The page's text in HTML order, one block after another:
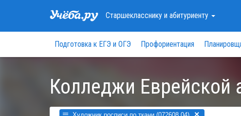
Старшеклассникуи абитуриенту
Подготовка к ЕГЭ и ОГЭ Профориентация
Колледжи Еврейской